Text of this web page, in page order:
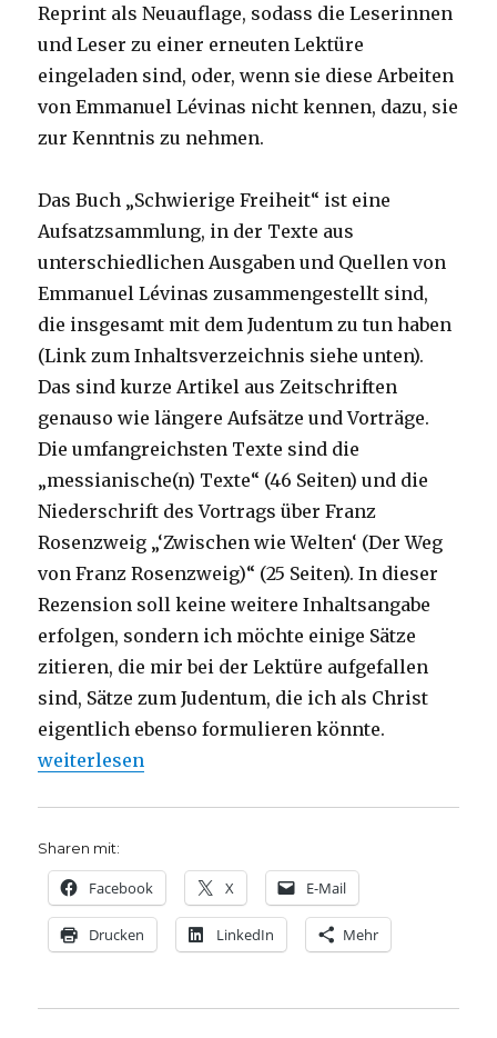
Reprint als Neuauflage, sodass die Leserinnen
und Leser zu einer erneuten Lektüre
eingeladen sind, oder, wenn sie diese Arbeiten
von Emmanuel Lévinas nicht kennen, dazu, sie
zur Kenntnis zu nehmen.
Das Buch „Schwierige Freiheit“ ist eine
Aufsatzsammlung, in der Texte aus
unterschiedlichen Ausgaben und Quellen von
Emmanuel Lévinas zusammengestellt sind,
die insgesamt mit dem Judentum zu tun haben
(Link zum Inhaltsverzeichnis siehe unten).
Das sind kurze Artikel aus Zeitschriften
genauso wie längere Aufsätze und Vorträge.
Die umfangreichsten Texte sind die
„messianische(n) Texte“ (46 Seiten) und die
Niederschrift des Vortrags über Franz
Rosenzweig „‘Zwischen wie Welten‘ (Der Weg
von Franz Rosenzweig)“ (25 Seiten). In dieser
Rezension soll keine weitere Inhaltsangabe
erfolgen, sondern ich möchte einige Sätze
zitieren, die mir bei der Lektüre aufgefallen
sind, Sätze zum Judentum, die ich als Christ
eigentlich ebenso formulieren könnte.
„Jüdische Religion, philosophisch betrachtet,
weiterlesen
Sharen mit:
Facebook X E-Mail
Drucken LinkedIn Mehr